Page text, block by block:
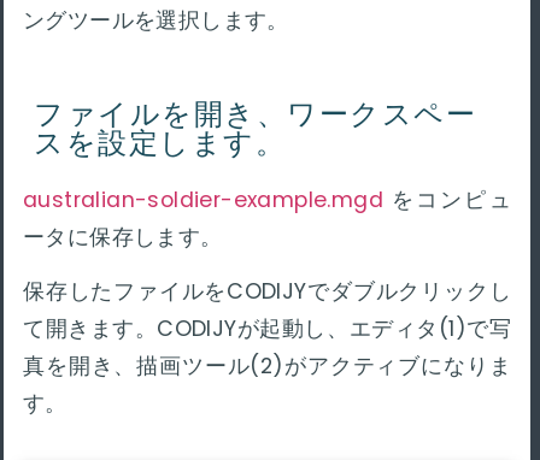
ングツールを選択します。
ファイルを開き、ワークスペー
スを設定します。
australian-soldier-example.mgd をコンピュ
ータに保存します。
保存したファイルをCODIJYでダブルクリックし
て開きます。CODIJYが起動し、エディタ(1)で写
真を開き、描画ツール(2)がアクティブになりま
す。